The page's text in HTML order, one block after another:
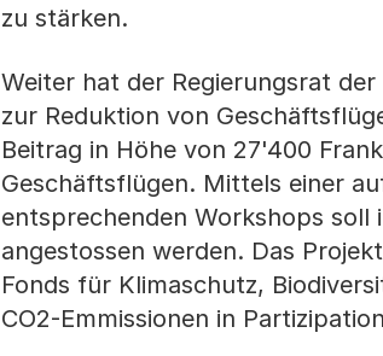
zu stärken.
Weiter hat der Regierungsrat
zur Reduktion von
Beitrag in Höhe von 27'400
Geschäftsflügen. Mittels einer
entsprechenden Workshops soll
angestossen werden. Das
Fonds für Klimaschutz,
CO2-Emmissionen in